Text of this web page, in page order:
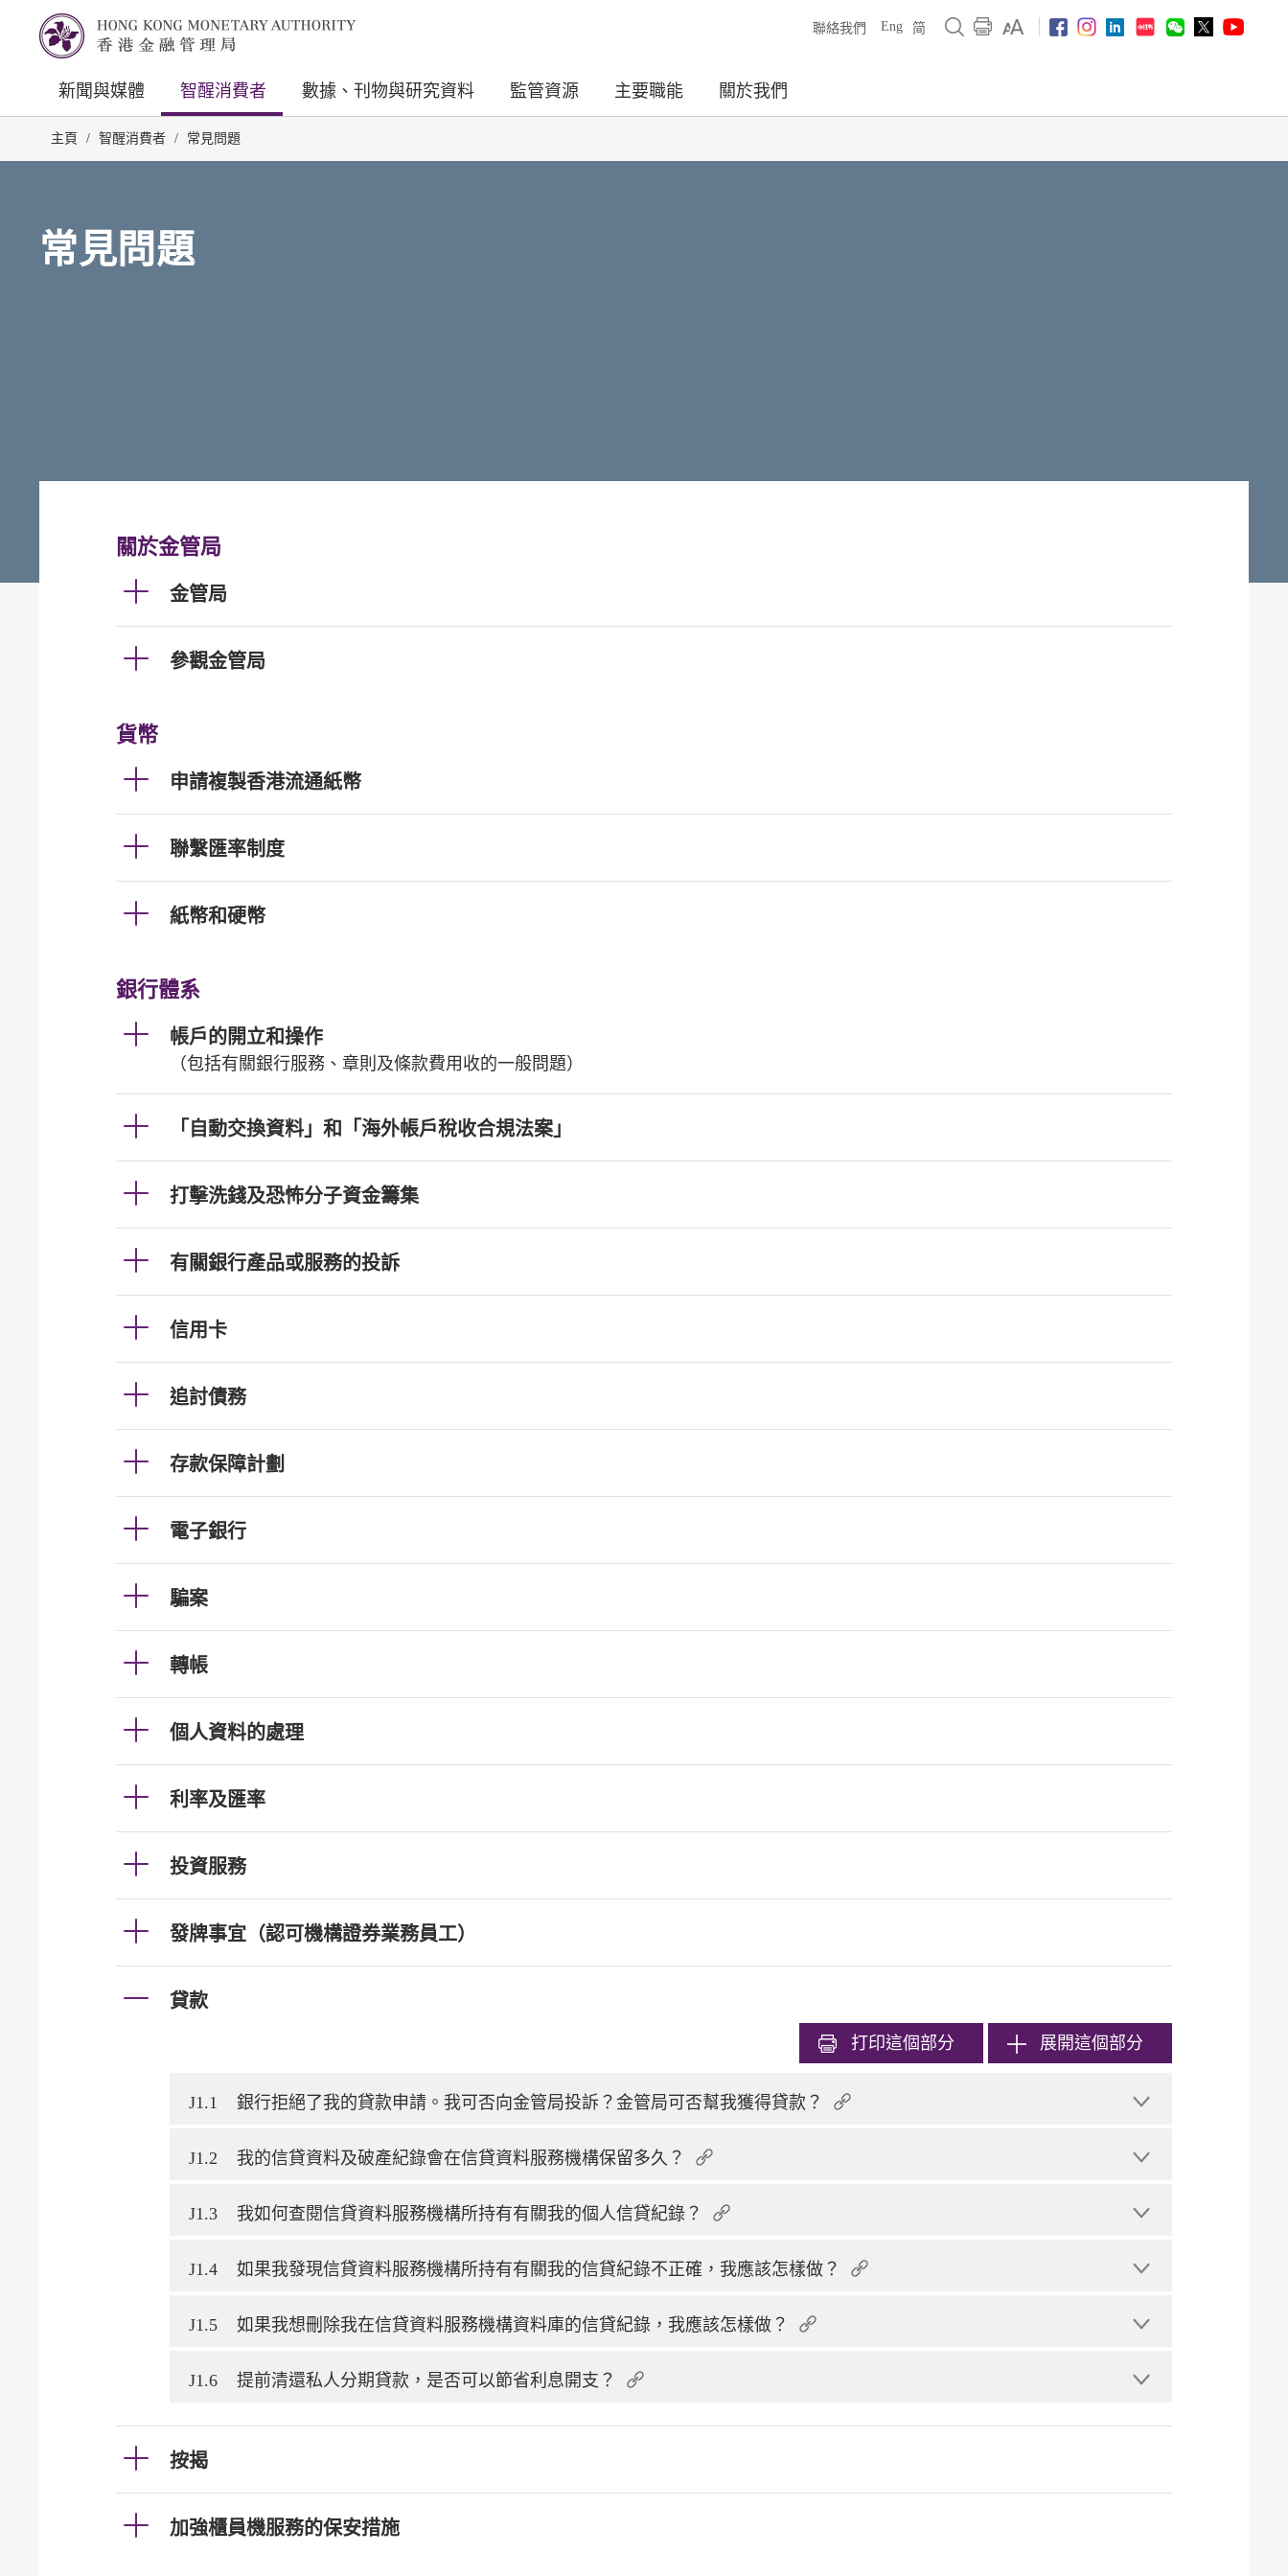
聯絡我們 Eng 简
新聞與媒體 智醒消費者 數據、刊物與研究資料 監管資源 主要職能 關於我們
主頁 / 智醒消費者 / 常見問題
常見問題
關於金管局
金管局
參觀金管局
貨幣
申請複製香港流通紙幣
聯繫匯率制度
紙幣和硬幣
銀行體系
帳戶的開立和操作
（包括有關銀行服務、章則及條款費用收的一般問題）
「自動交換資料」和「海外帳戶稅收合規法案」
打擊洗錢及恐怖分子資金籌集
有關銀行產品或服務的投訴
信用卡
追討債務
存款保障計劃
電子銀行
騙案
轉帳
個人資料的處理
利率及匯率
投資服務
發牌事宜（認可機構證券業務員工）
貸款
打印這個部分 展開這個部分
J1.1 銀行拒絕了我的貸款申請。我可否向金管局投訴？金管局可否幫我獲得貸款？
J1.2 我的信貸資料及破產紀錄會在信貸資料服務機構保留多久？
J1.3 我如何查閱信貸資料服務機構所持有有關我的個人信貸紀錄？
J1.4 如果我發現信貸資料服務機構所持有有關我的信貸紀錄不正確，我應該怎樣做？
J1.5 如果我想刪除我在信貸資料服務機構資料庫的信貸紀錄，我應該怎樣做？
J1.6 提前清還私人分期貸款，是否可以節省利息開支？
按揭
加強櫃員機服務的保安措施